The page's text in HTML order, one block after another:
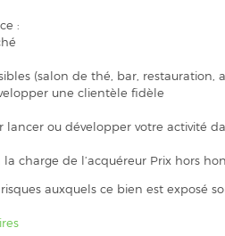
:
(salon de thé, bar, restauration,
une clientèle fidèle
lancer ou développer votre activité
la charge de l’acquéreur Prix hors
auxquels ce bien est exposé